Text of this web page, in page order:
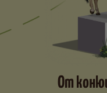
От